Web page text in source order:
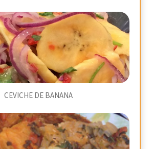
CEVICHE DE BANANA